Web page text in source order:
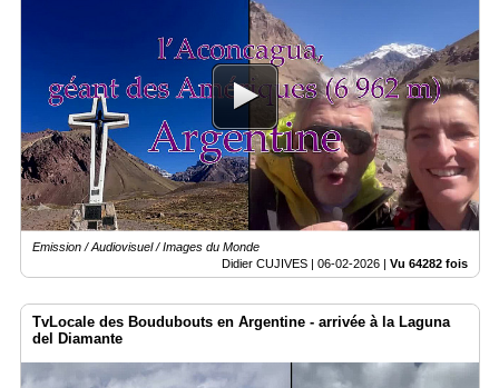
Emission / Audiovisuel / Images du Monde
Didier CUJIVES | 06-02-2026 Vu 64282 fois
TvLocale des Boudubouts en Argentine - arrivée à la Laguna
del Diamante